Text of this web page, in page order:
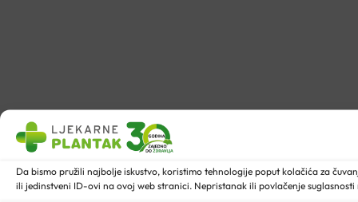
Da bismo pružili najbolje iskustvo, koristimo tehnologije poput kolačića za
ili jedinstveni ID-ovi na ovoj web stranici. Nepristanak ili povlačenje